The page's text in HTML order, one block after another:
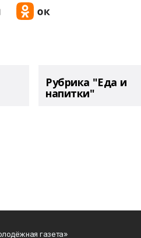
Рубрика "Еда и
напитки"
газета»